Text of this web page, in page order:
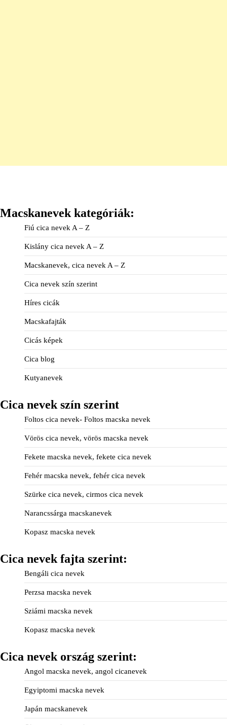
Macskanevek kategóriák:
Fiú cica nevek A – Z
Kislány cica nevek A – Z
Macskanevek, cica nevek A – Z
Cica nevek szín szerint
Híres cicák
Macskafajták
Cicás képek
Cica blog
Kutyanevek
Cica nevek szín szerint
Foltos cica nevek- Foltos macska nevek
Vörös cica nevek, vörös macska nevek
Fekete macska nevek, fekete cica nevek
Fehér macska nevek, fehér cica nevek
Szürke cica nevek, cirmos cica nevek
Narancssárga macskanevek
Kopasz macska nevek
Cica nevek fajta szerint:
Bengáli cica nevek
Perzsa macska nevek
Sziámi macska nevek
Kopasz macska nevek
Cica nevek ország szerint:
Angol macska nevek, angol cicanevek
Egyiptomi macska nevek
Japán macskanevek